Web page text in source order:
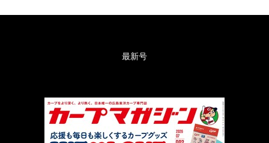
最新号